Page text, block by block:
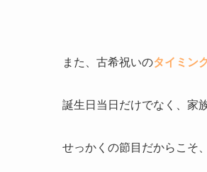
また、古希祝いのタイミン
誕生日当日だけでなく、家
せっかくの節目だからこそ